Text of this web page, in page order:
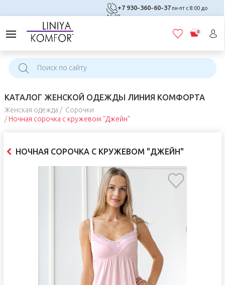
+7 930-360-60-37 пн-пт с 8:00 до
16:30
0
КАТАЛОГ ЖЕНСКОЙ ОДЕЖДЫ ЛИНИЯ КОМФОРТА
Женская одежда
Сорочки
Ночная сорочка с кружевом "Джейн"
НОЧНАЯ СОРОЧКА С КРУЖЕВОМ "ДЖЕЙН"